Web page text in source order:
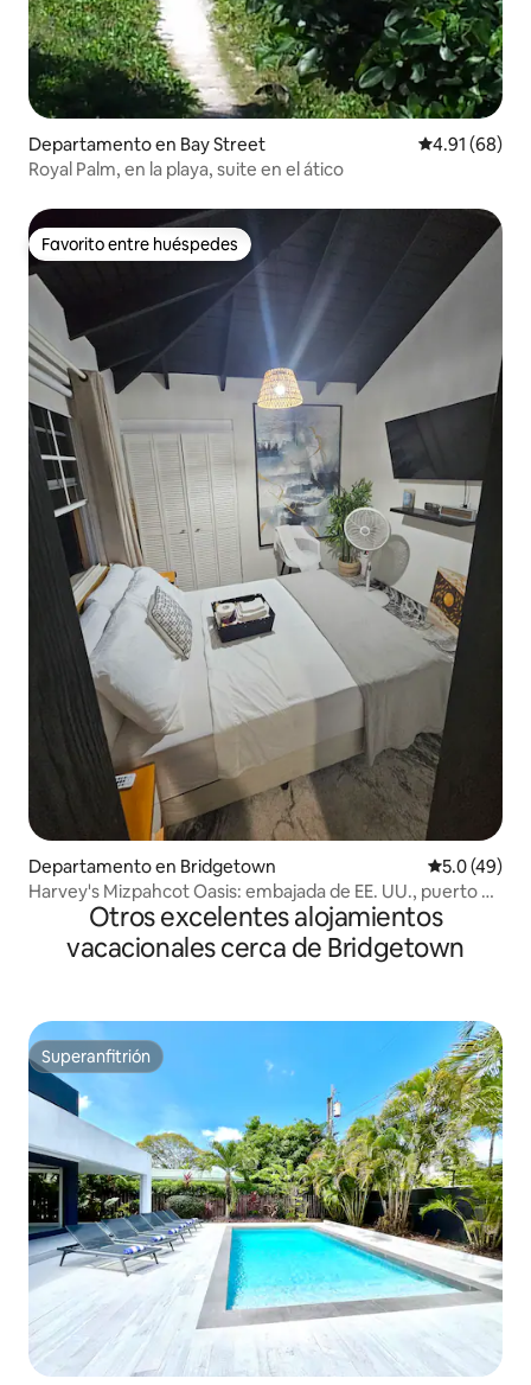
Departamento en Bay Street Calificación
4.91 (68)
Royal Palm, en la playa, suite en el ático
Favorito entre huéspedes
Favorito entre huéspedes
Departamento en Bridgetown Calificación
5.0 (49)
Harvey's Mizpahcot Oasis: embajada de EE. UU., puerto de
cruceros.Otros excelentes alojamientos
vacacionales cerca de Bridgetown
Superanfitrión
Superanfitrión